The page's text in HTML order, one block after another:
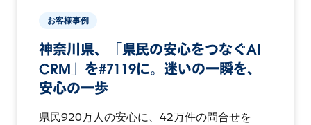
お客様事例
神奈川県、「県民の安心をつなぐAI
CRM」を#7119に。迷いの一瞬を、
安心の一歩
県民920万人の安心に、42万件の問合せを